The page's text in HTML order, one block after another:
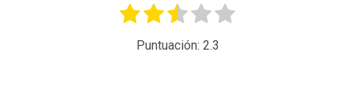
Puntuación: 2.3